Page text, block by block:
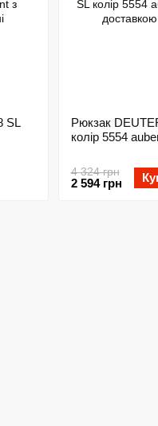
SL
Рюкзак
колір 5554
4 324 грн
2 594 грн